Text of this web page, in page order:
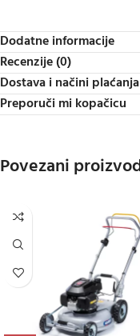
Dodatne informacije
Recenzije (0)
Dostava i načini plaćanja
Preporuči mi kopačicu
Povezani